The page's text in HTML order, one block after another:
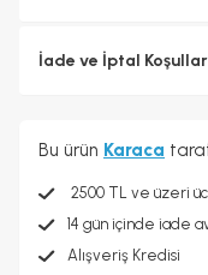
İade ve İptal
Bu ürün Karaca
2500 TL ve üzeri
14 gün içinde iade
Alışveriş Kredisi